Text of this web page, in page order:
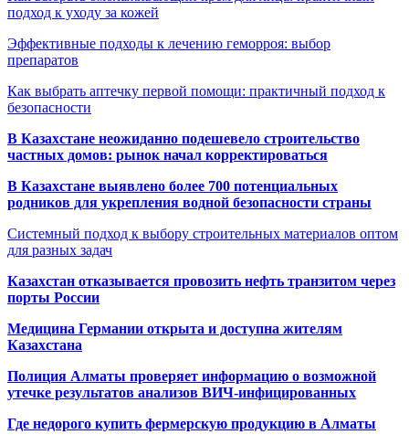
подход к уходу за кожей
Эффективные подходы к лечению геморроя: выбор
препаратов
Как выбрать аптечку первой помощи: практичный подход к
безопасности
В Казахстане неожиданно подешевело строительство
частных домов: рынок начал корректироваться
В Казахстане выявлено более 700 потенциальных
родников для укрепления водной безопасности страны
Системный подход к выбору строительных материалов оптом
для разных задач
Казахстан отказывается провозить нефть транзитом через
порты России
Медицина Германии открыта и доступна жителям
Казахстана
Полиция Алматы проверяет информацию о возможной
утечке результатов анализов ВИЧ-инфицированных
Где недорого купить фермерскую продукцию в Алматы